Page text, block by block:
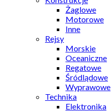
Żaglowe
Motorowe
Inne
Rejsy
Morskie
Oceaniczne
Regatowe
Śródlądowe
Wyprawowe
Technika
Elektronika